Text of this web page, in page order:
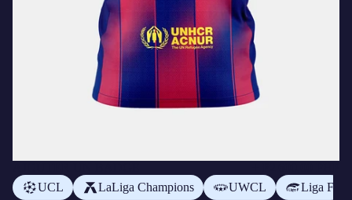
UCL
LaLiga Champions UWCL
Liga F